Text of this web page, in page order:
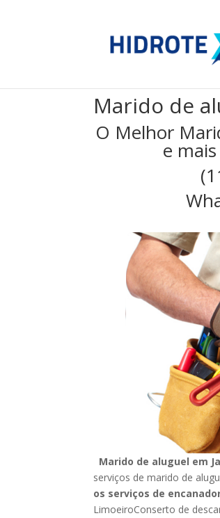
Marido de
O Melhor
e
Marido de aluguel em
serviços de marido de
os serviços de
LimoeiroConserto de